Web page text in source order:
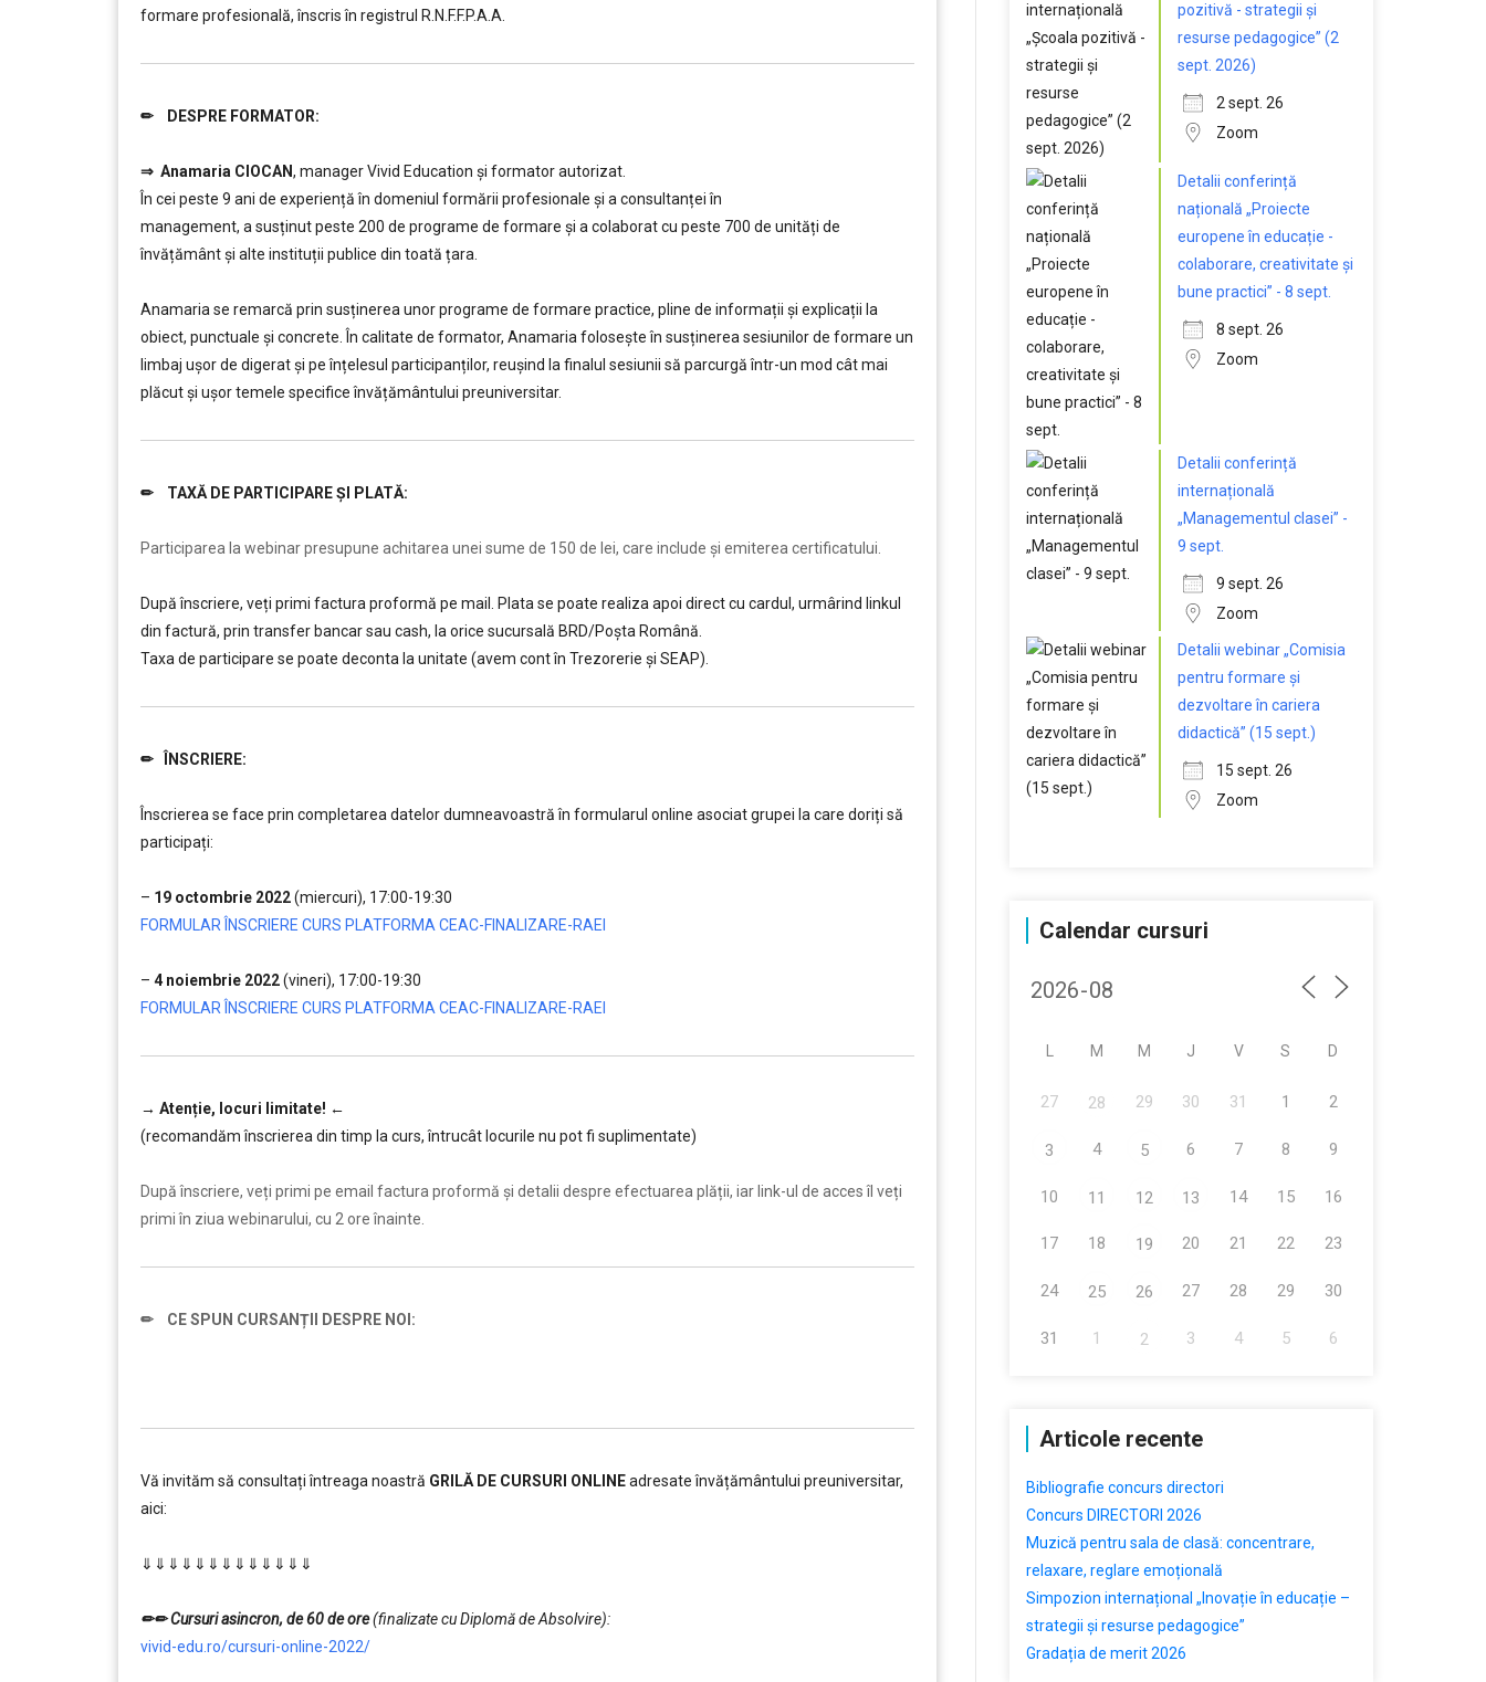
formare profesională, înscris în registrul R.N.F.F.P.A.A.
✏ DESPRE FORMATOR:
⇒ Anamaria CIOCAN, manager Vivid Education și formator autorizat.
În cei peste 9 ani de experiență în domeniul formării profesionale și a consultanței în
management, a susținut peste 200 de programe de formare și a colaborat cu peste 700 de unități de
învățământ şi alte instituții publice din toată țara.
Anamaria se remarcă prin susținerea unor programe de formare practice, pline de informații și explicații la
obiect, punctuale și concrete. În calitate de formator, Anamaria folosește în susținerea sesiunilor de formare un
limbaj ușor de digerat și pe înțelesul participanților, reușind la finalul sesiunii să parcurgă într-un mod cât mai
plăcut și ușor temele specifice învățământului preuniversitar.
✏ TAXĂ DE PARTICIPARE ȘI PLATĂ:
Participarea la webinar presupune achitarea unei sume de 150 de lei, care include şi emiterea certificatului.
După înscriere, veți primi factura proformă pe mail. Plata se poate realiza apoi direct cu cardul, urmârind linkul
din factură, prin transfer bancar sau cash, la orice sucursală BRD/Poșta Română.
Taxa de participare se poate deconta la unitate (avem cont în Trezorerie și SEAP).
✏
ÎNSCRIERE:
Înscrierea se face prin completarea datelor dumneavoastră în formularul online asociat grupei la care doriți să
participați:
– 19 octombrie 2022(miercuri), 17:00-19:30
FORMULAR ÎNSCRIERE CURS PLATFORMA CEAC-FINALIZARE-RAEI
– 4 noiembrie 2022(vineri), 17:00-19:30
FORMULAR ÎNSCRIERE CURS PLATFORMA CEAC-FINALIZARE-RAEI
→ Atenție, locuri limitate! ←
(recomandăm înscrierea din timp la curs, întrucât locurile nu pot fi suplimentate)
După înscriere, veți primi pe email factura proformă și detalii despre efectuarea plății, iar link-ul de acces îl veți
primi în ziua webinarului, cu 2 ore înainte.
✏ CE SPUN CURSANȚII DESPRE NOI:
Vă invităm să consultați întreaga noastră GRILĂ DE CURSURI ONLINEadresate învățământului preuniversitar,
aici:
⇓⇓⇓⇓⇓⇓⇓⇓⇓⇓⇓⇓⇓
✏✏ Cursuri asincron, de 60 de ore(finalizate cu Diplomă de Absolvire):
vivid-edu.ro/cursuri-online-2022/
pozitivă - strategii și
resurse pedagogice” (2
sept. 2026)
2 sept. 26
Zoom
Detalii conferință
națională „Proiecte
europene în educație -
colaborare, creativitate și
bune practici” - 8 sept.
8 sept. 26
Zoom
Detalii conferință
internațională
„Managementul clasei” -
9 sept.
9 sept. 26
Zoom
Detalii webinar „Comisia
pentru formare și
dezvoltare în cariera
didactică” (15 sept.)
15 sept. 26
Zoom
Calendar cursuri
M M J V S D
27 28 29 30 31 1 2
3 4 5 6 7 8 9
10 11 12 13 14 15 16
17 18 19 20 21 22 23
24 25 26 27 28 29 30
31 1 2 3 4 5 6
Articole recente
Bibliografie concurs directori
Concurs DIRECTORI 2026
Muzică pentru sala de clasă: concentrare,
relaxare, reglare emoțională
Simpozion internațional „Inovație în educație –
strategii și resurse pedagogice”
Gradația de merit 2026